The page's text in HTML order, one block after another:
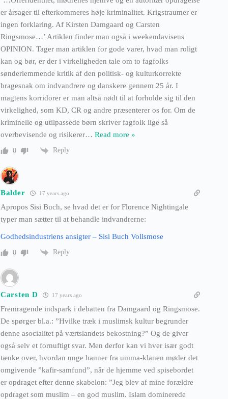
er årsager til efterkommeres høje kriminalitet. Krigstraumer er
ingen forklaring. Af Kirsten Damgaard og Carsten
Ringsmose…’ Artiklen finder man også i weekendavisens
OPINION. Tager man artiklen for gode varer, hvad man roligt
kan og bør, er der i virkeligheden tale om to fagfolks
sønderlemmende kritik af den politisk- og kulturkorrekte
bragesnak om indvandrere og danskere gennem 25 år. I
magtens korridorer er man altså nødt til at forholde sig til den
virkelighed, som KD, CR og andre præsenterer os for. Om de
kriminelle og utilpassede børn skriver fagfolk lige så
overbevisende og risikerer… Read more »
0 Reply
Balder 17 years ago
Apropos Sisi Buch, se hvad det er for Florence Nightingale
typer man sætter til at behandle indvandrerne:
Godhedsindustriens ansigter – Sisi Buch Vollsmose
0 Reply
Carsten D 17 years ago
Fremragende indspark i debatten fra Damgaard og Ringsmose.
De spørger bl.a.: ”Hvilke træk i muslimsk kultur begrunder
denne asocialitet på værtslandets bekostning?” Og de giver
også selv et fornuftigt svar. Men derfor kan vi hver især godt
tænke over, hvordan unge hanner fra umma-klanen møder det
omgivende ”kafir-samfund”, når de hjemme ved spisebordet
er opdraget efter denne skabelon: ”Jeg blev af mine forældre
opdraget som muslim – en god muslim. Islam dominerede